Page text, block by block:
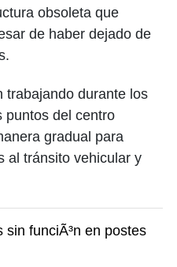
obsoleta que
de haber dejado de
trabajando durante los
puntos del centro
gradual para
al tránsito vehicular y
funciÃ³n en postes